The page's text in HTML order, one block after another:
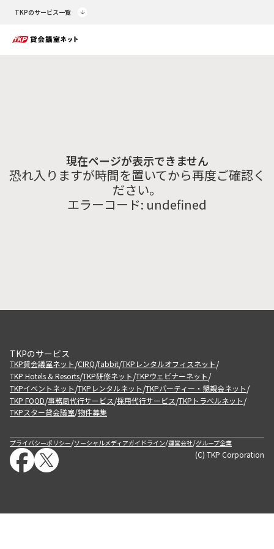
TKPのサービス一覧
現在ページが表示できません
恐れ入りますが時間を置いてから再度ご確認く
ださい。
エラーコード: undefined
TKPのサービス
TKP貸会議室ネット/CIRQ/fabbit/TKPレンタルオフィスネット/
TKP Hotels & Resorts/TKP研修ネット/TKPウェビナーネット/
TKPイベントネット/TKPレンタルネット/TKPパーティー・懇親会ネット/
TKP FOOD/事務局代行サービス/採用代行サービス/TKPトラベルネット/
TKPスター貸会議室/物件募集
プライバシーポリシー/ソーシャルメディアガイドライン/運営会社/グループ企業
(C) TKP Corporation